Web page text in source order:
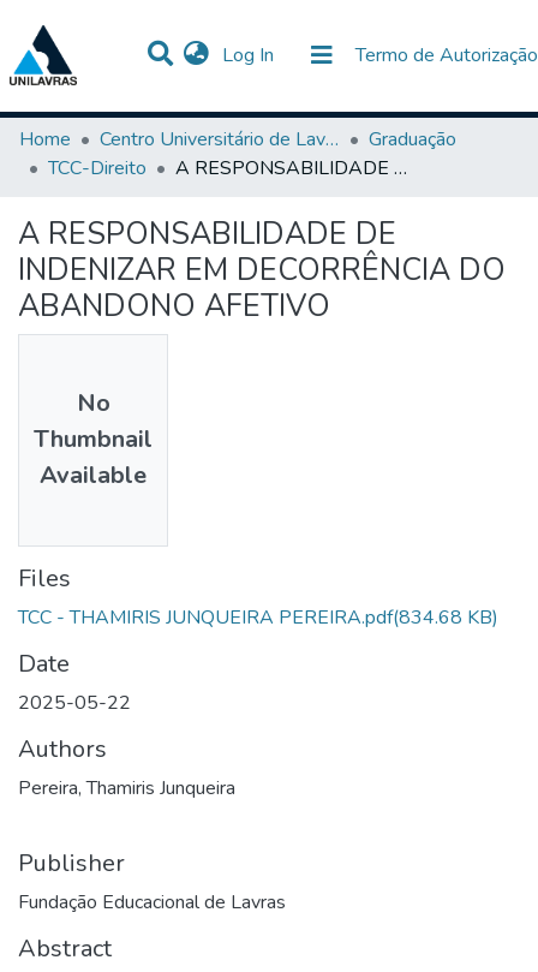
Log In (current) Termo de Autorização
Communities & Collections
Statistics
All of DSpace
Home
Centro Universitário de Lavras-UNILAVRAS
Graduação
TCC-Direito
A RESPONSABILIDADE DE INDENIZAR EM DECORRÊNCIA DO ABANDONO AFETIVO
A RESPONSABILIDADE DE
INDENIZAR EM DECORRÊNCIA DO
ABANDONO AFETIVO
No
Thumbnail
Available
Files
TCC - THAMIRIS JUNQUEIRA PEREIRA.pdf(834.68 KB)
Date
2025-05-22
Authors
Pereira, Thamiris Junqueira
Publisher
Fundação Educacional de Lavras
Abstract